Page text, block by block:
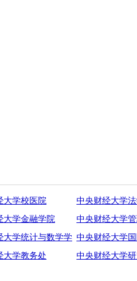
大学校医院 中央财经大学
大学金融学院
中央财经大学
大学统计与数学学 中央财经大学
大学教务处
中央财经大学